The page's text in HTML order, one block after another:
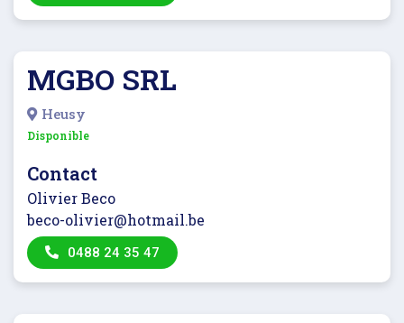
MGBO SRL
Heusy
Disponible
Contact
Olivier Beco
beco-olivier@hotmail.be
0488 24 35 47